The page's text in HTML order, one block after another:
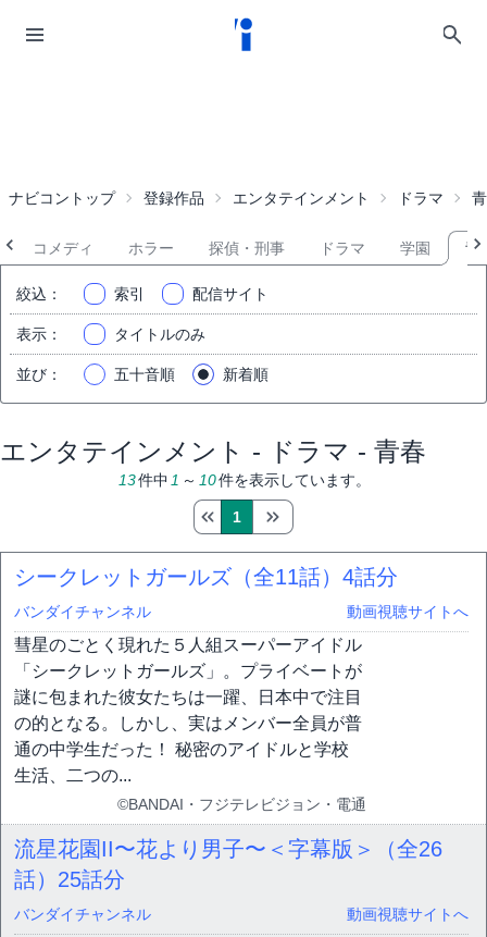
ナビコントップ 登録作品 エンタテインメント ドラマ
コメディ ホラー 探偵・刑事 ドラマ 学園 青
絞込 ： 索引 配信サイト
表示 ： タイトルのみ
並び ： 五十音順 新着順
エンタテインメント - ドラマ - 青春
13件中 1 ～ 10件を表示しています。
1
シークレットガールズ（全11話） 4話分
バンダイチャンネル 動画視聴サイトへ
彗星のごとく現れた５人組スーパーアイドル
「シークレットガールズ」。プライベートが
謎に包まれた彼女たちは一躍、日本中で注目
の的となる。しかし、実はメンバー全員が普
通の中学生だった！ 秘密のアイドルと学校
生活、二つの...
©BANDAI・フジテレビジョン・電通
流星花園II〜花より男子〜＜字幕版＞（全26
話） 25話分
バンダイチャンネル 動画視聴サイトへ